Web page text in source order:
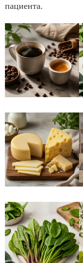
пациента.